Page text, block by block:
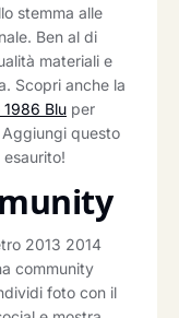
stemma alle
Ben al di
materiali e
Scopri anche la
1986 Blu per
questo
2013 2014
community
foto con il